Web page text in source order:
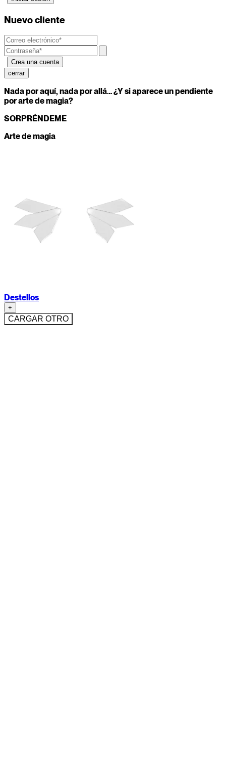
Nuevo cliente
cerrar
Nada por aquí, nada por allá… ¿Y si aparece un pendiente
por arte de magia?
SORPRÉNDEME
Arte de magia
Destellos
+
CARGAR OTRO